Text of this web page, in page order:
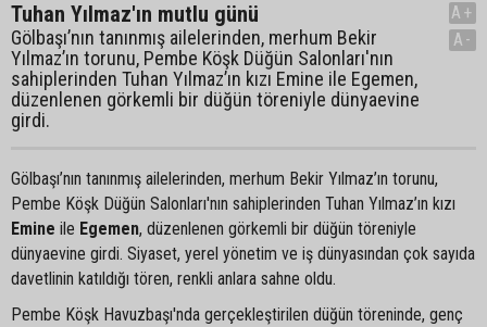
Tuhan Yılmaz'ın mutlu günü
Gölbaşı’nın tanınmış ailelerinden, merhum Bekir
Yılmaz’ın torunu, Pembe Köşk Düğün Salonları'nın
sahiplerinden Tuhan Yılmaz’ın kızı Emine ile Egemen,
düzenlenen görkemli bir düğün töreniyle dünyaevine
girdi.
A+
A-
Gölbaşı’nın tanınmış ailelerinden, merhum Bekir Yılmaz’ın torunu,
Pembe Köşk Düğün Salonları'nın sahiplerinden Tuhan Yılmaz’ın kızı
Emine ile Egemen, düzenlenen görkemli bir düğün töreniyle
dünyaevine girdi. Siyaset, yerel yönetim ve iş dünyasından çok sayıda
davetlinin katıldığı tören, renkli anlara sahne oldu.
Pembe Köşk Havuzbaşı'nda gerçekleştirilen düğün töreninde, genç